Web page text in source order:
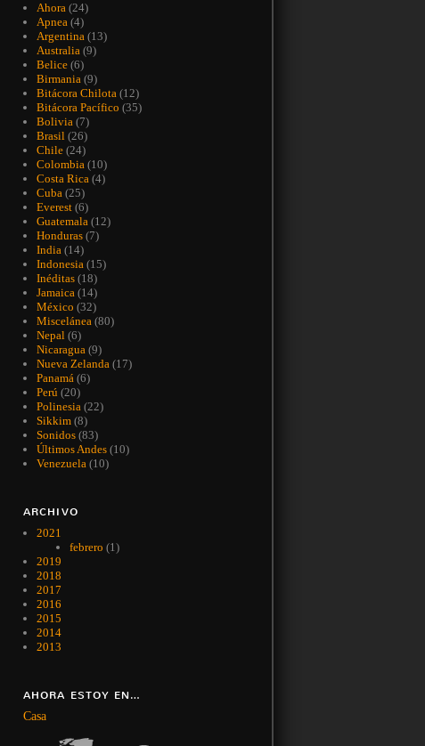
Ahora(24)
Apnea(4)
Argentina(13)
Australia(9)
Belice(6)
Birmania(9)
Bitácora Chilota(12)
Bitácora Pacífico (35)
Bolivia(7)
Brasil(26)
Chile(24)
Colombia(10)
Costa Rica(4)
Cuba(25)
Everest(6)
Guatemala(12)
Honduras(7)
India(14)
Indonesia(15)
Inéditas(18)
Jamaica(14)
México (32)
Miscelánea(80)
Nepal(6)
Nicaragua(9)
Nueva Zelanda(17)
Panamá(6)
Perú (20)
Polinesia(22)
Sikkim(8)
Sonidos(83)
Últimos Andes(10)
Venezuela(10)
ARCHIVO
2021
febrero (1)
2019
2018
2017
2016
2015
2014
2013
AHORA ESTOY EN…
Casa